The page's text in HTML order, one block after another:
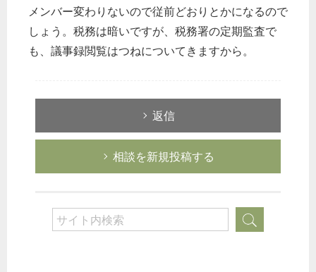
メンバー変わりないので従前どおりとかになるので
しょう。税務は暗いですが、税務署の定期監査で
も、議事録閲覧はつねについてきますから。
返信
相談を新規投稿する